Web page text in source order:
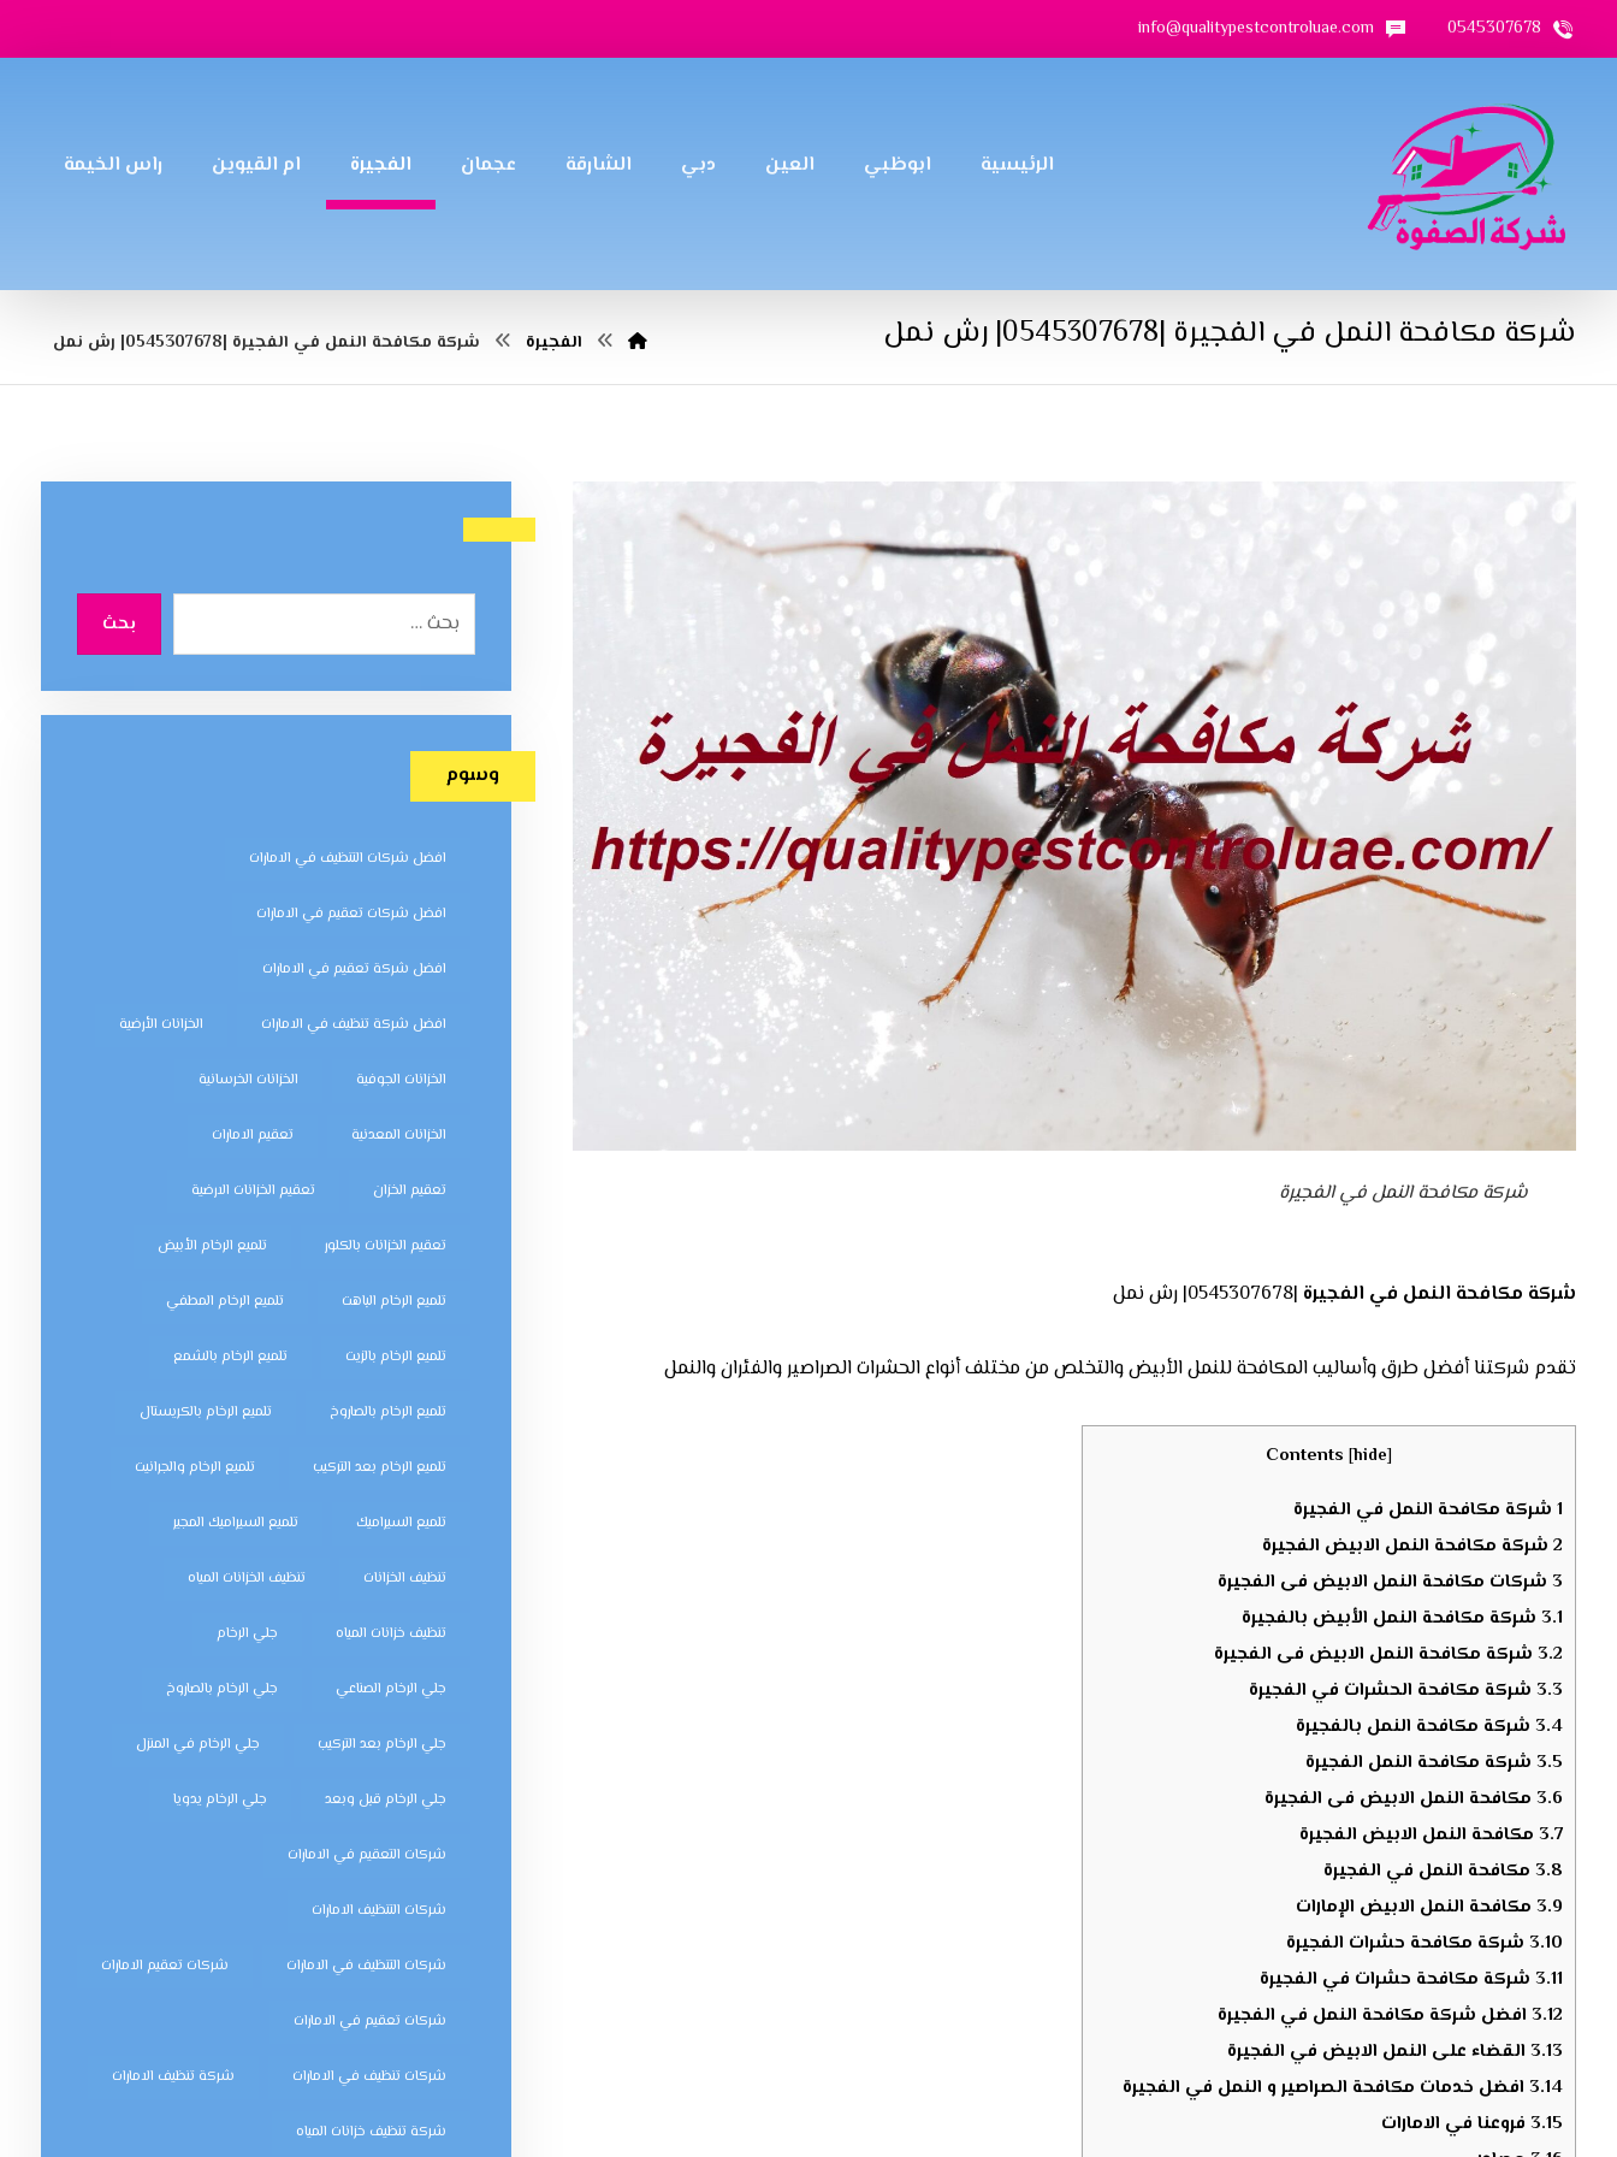
0545307678
info@qualitypestcontroluae.com
الرئيسية ابوظبي العين دبي الشارقة عجمان الفجيرة ام القيوين راس الخيمة
شركة مكافحة النمل في الفجيرة |0545307678| رش نمل الفجيرة شركة مكافحة النمل في الفجيرة |0545307678| رش نمل
شركة مكافحة النمل في الفجيرة
شركة مكافحة النمل في الفجيرة |0545307678| رش نمل
تقدم شركتنا أفضل طرق وأساليب المكافحة للنمل الأبيض والتخلص من مختلف أنواع الحشرات الصراصير والفئران والنمل
Contents [hide]
1شركة مكافحة النمل في الفجيرة
2شركة مكافحة النمل الابيض الفجيرة
3شركات مكافحة النمل الابيض فى الفجيرة
3.1شركة مكافحة النمل الأبيض بالفجيرة
3.2شركة مكافحة النمل الابيض فى الفجيرة
3.3شركة مكافحة الحشرات في الفجيرة
3.4شركة مكافحة النمل بالفجيرة
3.5شركة مكافحة النمل الفجيرة
3.6مكافحة النمل الابيض فى الفجيرة
3.7مكافحة النمل الابيض الفجيرة
3.8مكافحة النمل في الفجيرة
3.9مكافحة النمل الابيض الإمارات
3.10شركة مكافحة حشرات الفجيرة
3.11شركة مكافحة حشرات في الفجيرة
3.12افضل شركة مكافحة النمل في الفجيرة
3.13القضاء على النمل الابيض في الفجيرة
3.14افضل خدمات مكافحة الصراصير و النمل في الفجيرة
3.15فروعنا في الامارات
بحث
وسوم
افضل شركات التنظيف في الامارات
افضل شركات تعقيم في الامارات
افضل شركة تعقيم في الامارات
افضل شركة تنظيف في الامارات الخزانات الأرضية
الخزانات الجوفية الخزانات الخرسانية
الخزانات المعدنية تعقيم الامارات
تعقيم الخزان تعقيم الخزانات الارضية
تعقيم الخزانات بالكلور تلميع الرخام الأبيض
تلميع الرخام الباهت تلميع الرخام المطفي
تلميع الرخام بالزيت تلميع الرخام بالشمع
تلميع الرخام بالصاروخ تلميع الرخام بالكريستال
تلميع الرخام بعد التركيب تلميع الرخام والجرانيت
تلميع السيراميك تلميع السيراميك المجير
تنظيف الخزانات تنظيف الخزانات المياه
تنظيف خزانات المياه جلي الرخام
جلي الرخام الصناعي جلي الرخام بالصاروخ
جلي الرخام بعد التركيب جلي الرخام في المنزل
جلي الرخام قبل وبعد جلي الرخام يدويا
شركات التعقيم في الامارات
شركات التنظيف الامارات
شركات التنظيف في الامارات شركات تعقيم الامارات
شركات تعقيم في الامارات
شركات تنظيف في الامارات شركة تنظيف الامارات
شركة تنظيف خزانات المياه